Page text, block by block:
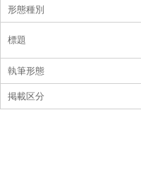
形態種別
標題
執筆形態
掲載区分